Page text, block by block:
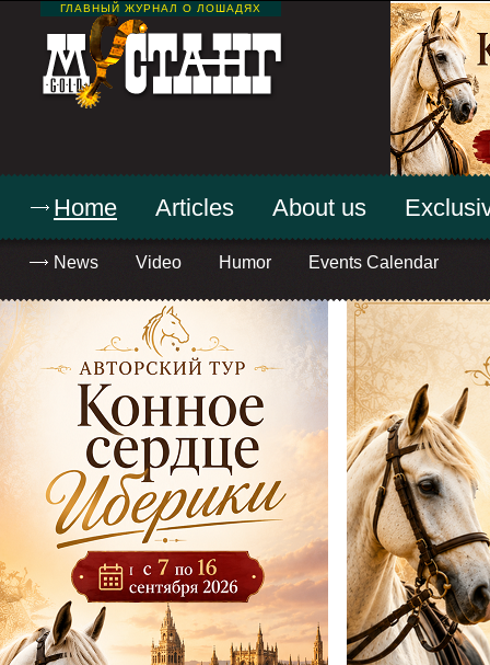
ГЛАВНЫЙ ЖУРНАЛ О ЛОШАДЯХ
Home
News Video Humor Events Calendar
Articles About us